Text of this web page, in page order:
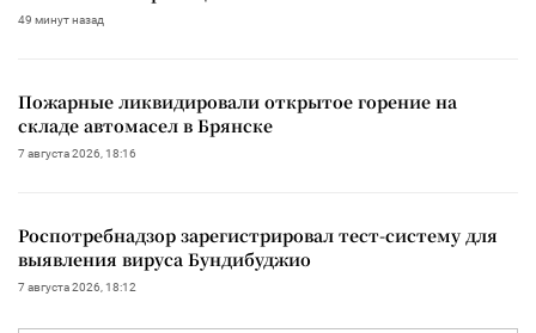
49 минут назад
Пожарные ликвидировали открытое горение на
складе автомасел в Брянске
7 августа 2026, 18:16
Роспотребнадзор зарегистрировал тест-систему для
выявления вируса Бундибуджио
7 августа 2026, 18:12